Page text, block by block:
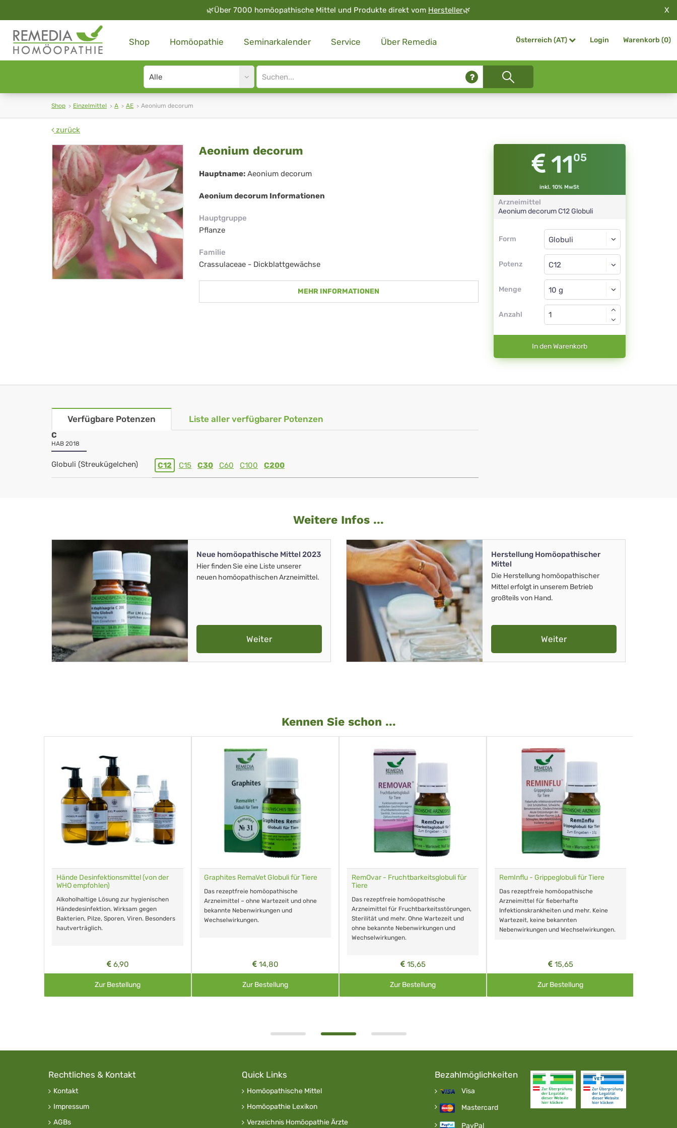
🌿Über 7000 homöopathische Mittel und Produkte direkt vom Hersteller🌿 X
Shop Homöopathie Seminarkalender Service Über Remedia Österreich (AT) Login Warenkorb (0)
Search
type
Site
search
Shop Einzelmittel A AE Aeonium decorum
zurück
Aeonium
decorum
Aeonium decorum
Hauptname: Aeonium decorum
Aeonium decorum Informationen
Hauptgruppe
Pflanze
Familie
Crassulaceae - Dickblattgewächse
MEHR INFORMATIONEN
1105
inkl. 10% MwSt
Arzneimittel
Aeonium decorumC12 Globuli
Form
Form
Potenz
Globuli
C12
Menge
Globuli
Anzahl
In den Warenkorb
Verfügbare Potenzen Liste aller verfügbarer Potenzen
C
HAB 2018
Globuli (Streukügelchen) C12 C15 C30 C60 C100 C200
Weitere Infos ...
Neue homöopathische Mittel 2023
Hier finden Sie eine Liste unserer
neuen homöopathischen Arzneimittel.
Weiter
Herstellung Homöopathischer
Mittel
Die Herstellung homöopathischer
Mittel erfolgt in unserem Betrieb
großteils von Hand.
Weiter
Kennen Sie schon ...
Hände Desinfektionsmittel (von der
WHO empfohlen)
Alkoholhaltige Lösung zur hygienischen
Händedesinfektion. Wirksam gegen
Bakterien, Pilze, Sporen, Viren. Besonders
hautverträglich.
6,90
Zur Bestellung
Graphites RemaVet Globuli für Tiere
Das rezeptfreie homöopathische
Arzneimittel – ohne Wartezeit und ohne
bekannte Nebenwirkungen und
Wechselwirkungen.
14,80
Zur Bestellung
RemOvar - Fruchtbarkeitsglobuli für
Tiere
Das rezeptfreie homöopathische
Arzneimittel für Fruchtbarkeitsstörungen,
Sterilität und mehr. Ohne Wartezeit und
ohne bekannte Nebenwirkungen und
Wechselwirkungen.
15,65
Zur Bestellung
RemInflu - Grippeglobuli für Tiere
Das rezeptfreie homöopathische
Arzneimittel für fieberhafte
Infektionskrankheiten und mehr. Keine
Wartezeit, keine bekannten
Nebenwirkungen und Wechselwirkungen.
15,65
Zur Bestellung
Rechtliches & Kontakt
Kontakt
Impressum
AGBs
Quick Links
Homöopathische Mittel
Homöopathie Lexikon
Verzeichnis Homöopathie Ärzte
Bezahlmöglichkeiten
Visa
Mastercard
PayPal